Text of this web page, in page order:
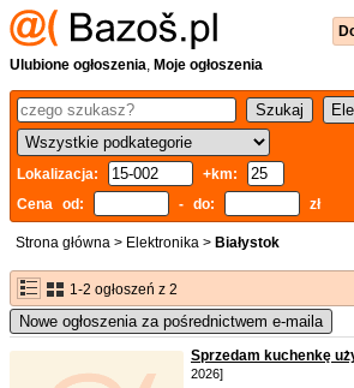
Ulubione ogłoszenia, Moje ogłoszenia
Lokalizacja:
+km:
Cena od:
- do: zł
Strona główna > Elektronika > Białystok
1-2 ogłoszeń z 2
Nowe ogłoszenia za pośrednictwem e-maila
Sprzedam kuchenkę
2026]